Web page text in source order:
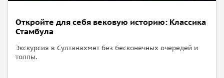
Откройте для себя вековую историю: Классика
Стамбула
Экскурсия в Султанахмет без бесконечных очередей и
толпы.